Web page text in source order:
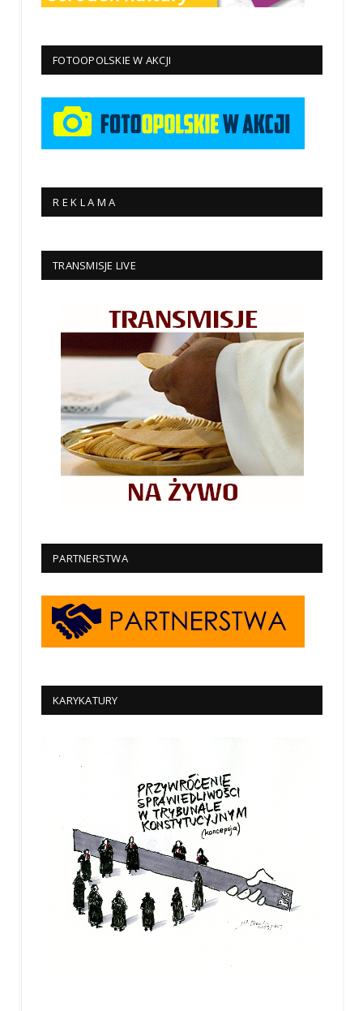
FOTOOPOLSKIE W AKCJI
R E K L A M A
TRANSMISJE LIVE
PARTNERSTWA
KARYKATURY